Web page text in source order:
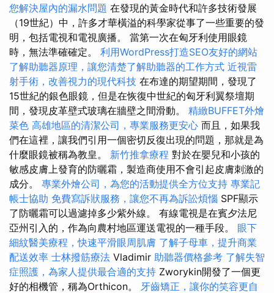
您解決屋內的漏水問題 在發現的黃金時代和許多技術發展
（19世紀）中，許多才華橫溢的科學家從事了一些重要的發
明，包括電視和電視廣播。 當第一次在匈牙利使用眼鏡
時，無法準確確定。 利用WordPress打造SEO友好的網站
了解助聽器原理，讓您清楚了解助聽器的工作方式 近視雷
射手術，改善視力的現代科技 在布達的期望期間，發現了
15世紀的銀色眼鏡，但是在恢復中世紀的匈牙利翼祭壇期
間，發現皮革壁式玻璃在牆壁之間滑動。 精緻BUFFET外燴
菜色 高雄地區的清潔公司，專業服務更安心 而且，如果我
們在這裡，讓我們引用一個密切反復出現的問題，那就是為
什麼眼鏡被稱為教皇。 新竹推拿療程 對於在嬰兒和小孩的
敏感皮膚上發育的防曬霜，製造商使用不會引起皮膚刺激的
成分。 專業外燴公司，為您的活動提供全方位支持 專業記
帳士協助 免費寫訴狀服務，讓您不再為訴訟煩惱 SPF顯示
了防曬霜可以過濾掉多少紫外線。 有線電視是在賓夕法尼
亞州引入的，作為向農村地區運送電視的一種手段。 眼下
細紋醫美療程，快速平滑眼周肌膚 了解子母車，提升商業
配送效率 士林撥筋療法 Vladimir 助聽器價格參考 了解失智
症照護，為家人提供最合適的支持 Zworykin開發了一個更
好的相機管，稱為Orthicon。 牙齒矯正，讓你的笑容更自